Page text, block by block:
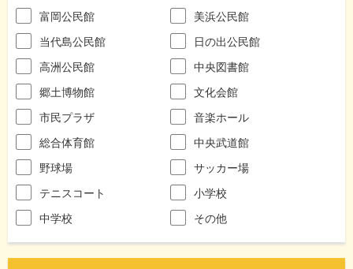
富岡公民館
美浜公民館
当代島公民館
日の出公民館
高洲公民館
中央図書館
郷土博物館
文化会館
市民プラザ
音楽ホール
総合体育館
中央武道館
野球場
サッカー場
テニスコート
小学校
中学校
その他